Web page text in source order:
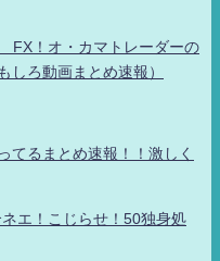
FX！オ・カマトレーダーの
ろ動画まとめ速報）
てるまとめ速報！！激しく
エ！こじらせ！50独身処